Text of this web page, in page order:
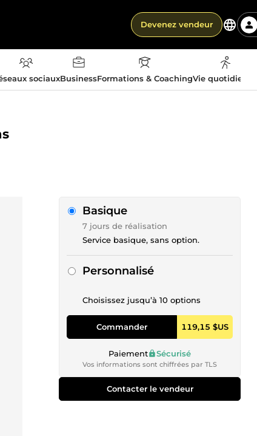
Devenez vendeur
sociauxBusinessFormations & CoachingVie
Basique
7 jours de réalisation
Service basique, sans option.
Personnalisé
Choisissez jusqu’à 10 options
Commander 119,15 $US
Paiement Sécurisé
Vos informations sont chiffrées par TLS
Contacter le vendeur